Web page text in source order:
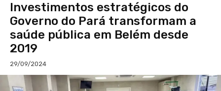
Investimentos estratégicos do
Governo do Pará transformam a
saúde pública em Belém desde
2019
29/09/2024